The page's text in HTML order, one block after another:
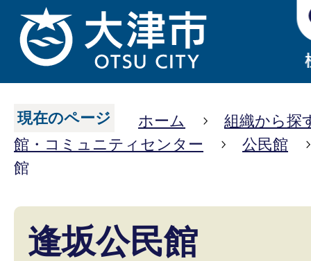
現在のページ ホーム
組織から探
館・コミュニティセンター
公民館
館
逢坂公民館